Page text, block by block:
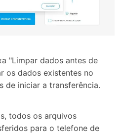
"Limpar dados antes de
os dados existentes no
de iniciar a transferência.
todos os arquivos
para o telefone de